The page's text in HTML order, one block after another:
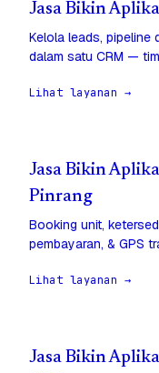
Jasa Bikin
Kelola leads, pipeline
dalam satu CRM —
Lihat layanan →
Jasa Bikin
Pinrang
Booking unit,
pembayaran, & GPS
Lihat layanan →
Jasa Bikin